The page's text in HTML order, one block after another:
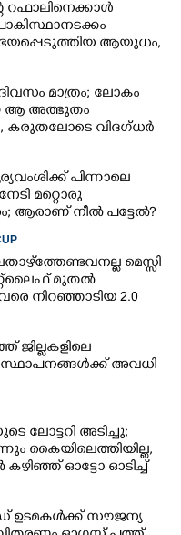
റഫാലിനെക്കാൾ
ഭയപ്പെടുത്തിയ ആയുധം,​
എണ്ണം 100ലേക്ക്
മാത്രം; ലോകം
ആ അത്ഭുതം
കരുതലോടെ വിദഗ്ധർ
പിന്നാലെ
മറ്റൊരു
ആരാണ് നീൽ പട്ടേൽ?
മെസ്സി
മുതല്‍
നിറഞ്ഞാടിയ 2.0
ജില്ലകളിലെ
സ്ഥാപനങ്ങൾക്ക് അവധി
ലോട്ടറി അടിച്ചു;
കൈയിലെത്തിയില്ല,
കഴിഞ്ഞ് ഓട്ടോ ഓടിച്ച്
ഉടമകൾക്ക് സൗജന്യ